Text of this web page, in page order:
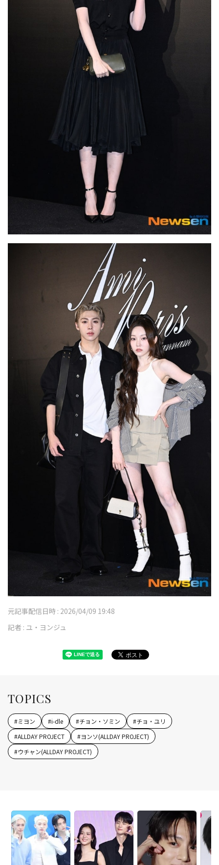
元記事配信日時 : 2026/04/09 19:48
記者 : ユ・ヨンジュ
TOPICS
#ミヨン #i-dle #チョン・ソミン #チョ・ユリ
#ALLDAY PROJECT #ヨンソ(ALLDAY PROJECT)
#ウチャン(ALLDAY PROJECT)